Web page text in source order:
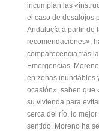
incumplan las
el caso de desalojos
Andalucía a partir de
recomendaciones»,
comparecencia tras
Emergencias.
en zonas inundables
ocasión», saben que
su vivienda para
cerca del río, lo
sentido, Moreno ha